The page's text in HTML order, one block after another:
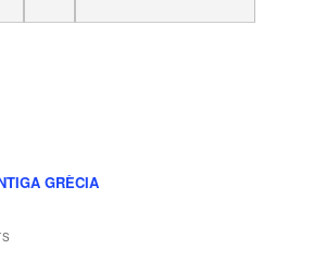
GRÈCIA